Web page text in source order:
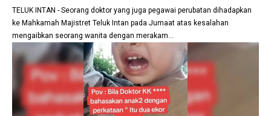
TELUK INTAN - Seorang doktor yang juga pegawai perubatan dihadapkan
ke Mahkamah Majistret Teluk Intan pada Jumaat atas kesalahan
mengaibkan seorang wanita dengan merakam...